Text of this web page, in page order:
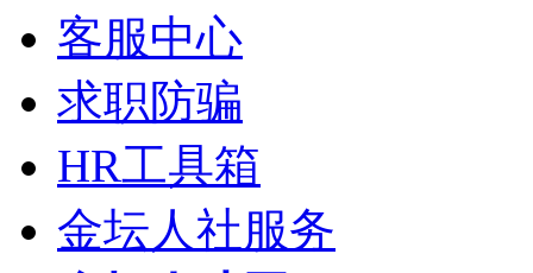
客服中心
求职防骗
HR工具箱
金坛人社服务